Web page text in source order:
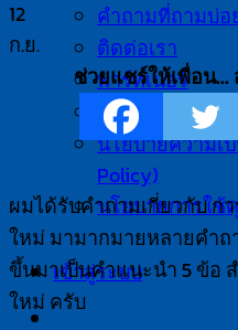
คำถามที่ถามบ่อ
ติดต่อเรา
พาร์ทเนอร์
นโยบายการดำ
นโยบายความเ
Policy)
นโยบายการใช้
เข้าสู่ระบบ
12
ก.ย.
ช่วยแชร์ให้เพื่อน
ผมได้รับคำถามเกี่ยวกับ ก
ใหม่ มามากมายหลายคำถ
ขึ้นมาเป็นคำแนะนำ 5 ข้อ
ใหม่ ครับ